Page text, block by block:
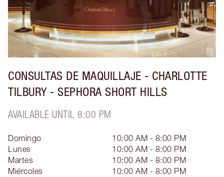
CONSULTAS DE MAQUILLAJE - CHARLOTTE
TILBURY - SEPHORA SHORT HILLS
AVAILABLE UNTIL 8:00 PM
Domingo
10:00 AM - 8:00 PM
Lunes
10:00 AM - 8:00 PM
Martes
10:00 AM - 8:00 PM
Miércoles
10:00 AM - 8:00 PM